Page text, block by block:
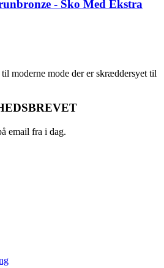
- Sko Med Ekstra
moderne mode der er skræddersyet til
email fra i dag.